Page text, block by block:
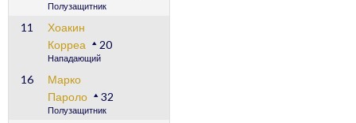
Полузащитник
11
Хоакин
Корреа
20
Нападающий
16
Марко
Пароло
32
Полузащитник